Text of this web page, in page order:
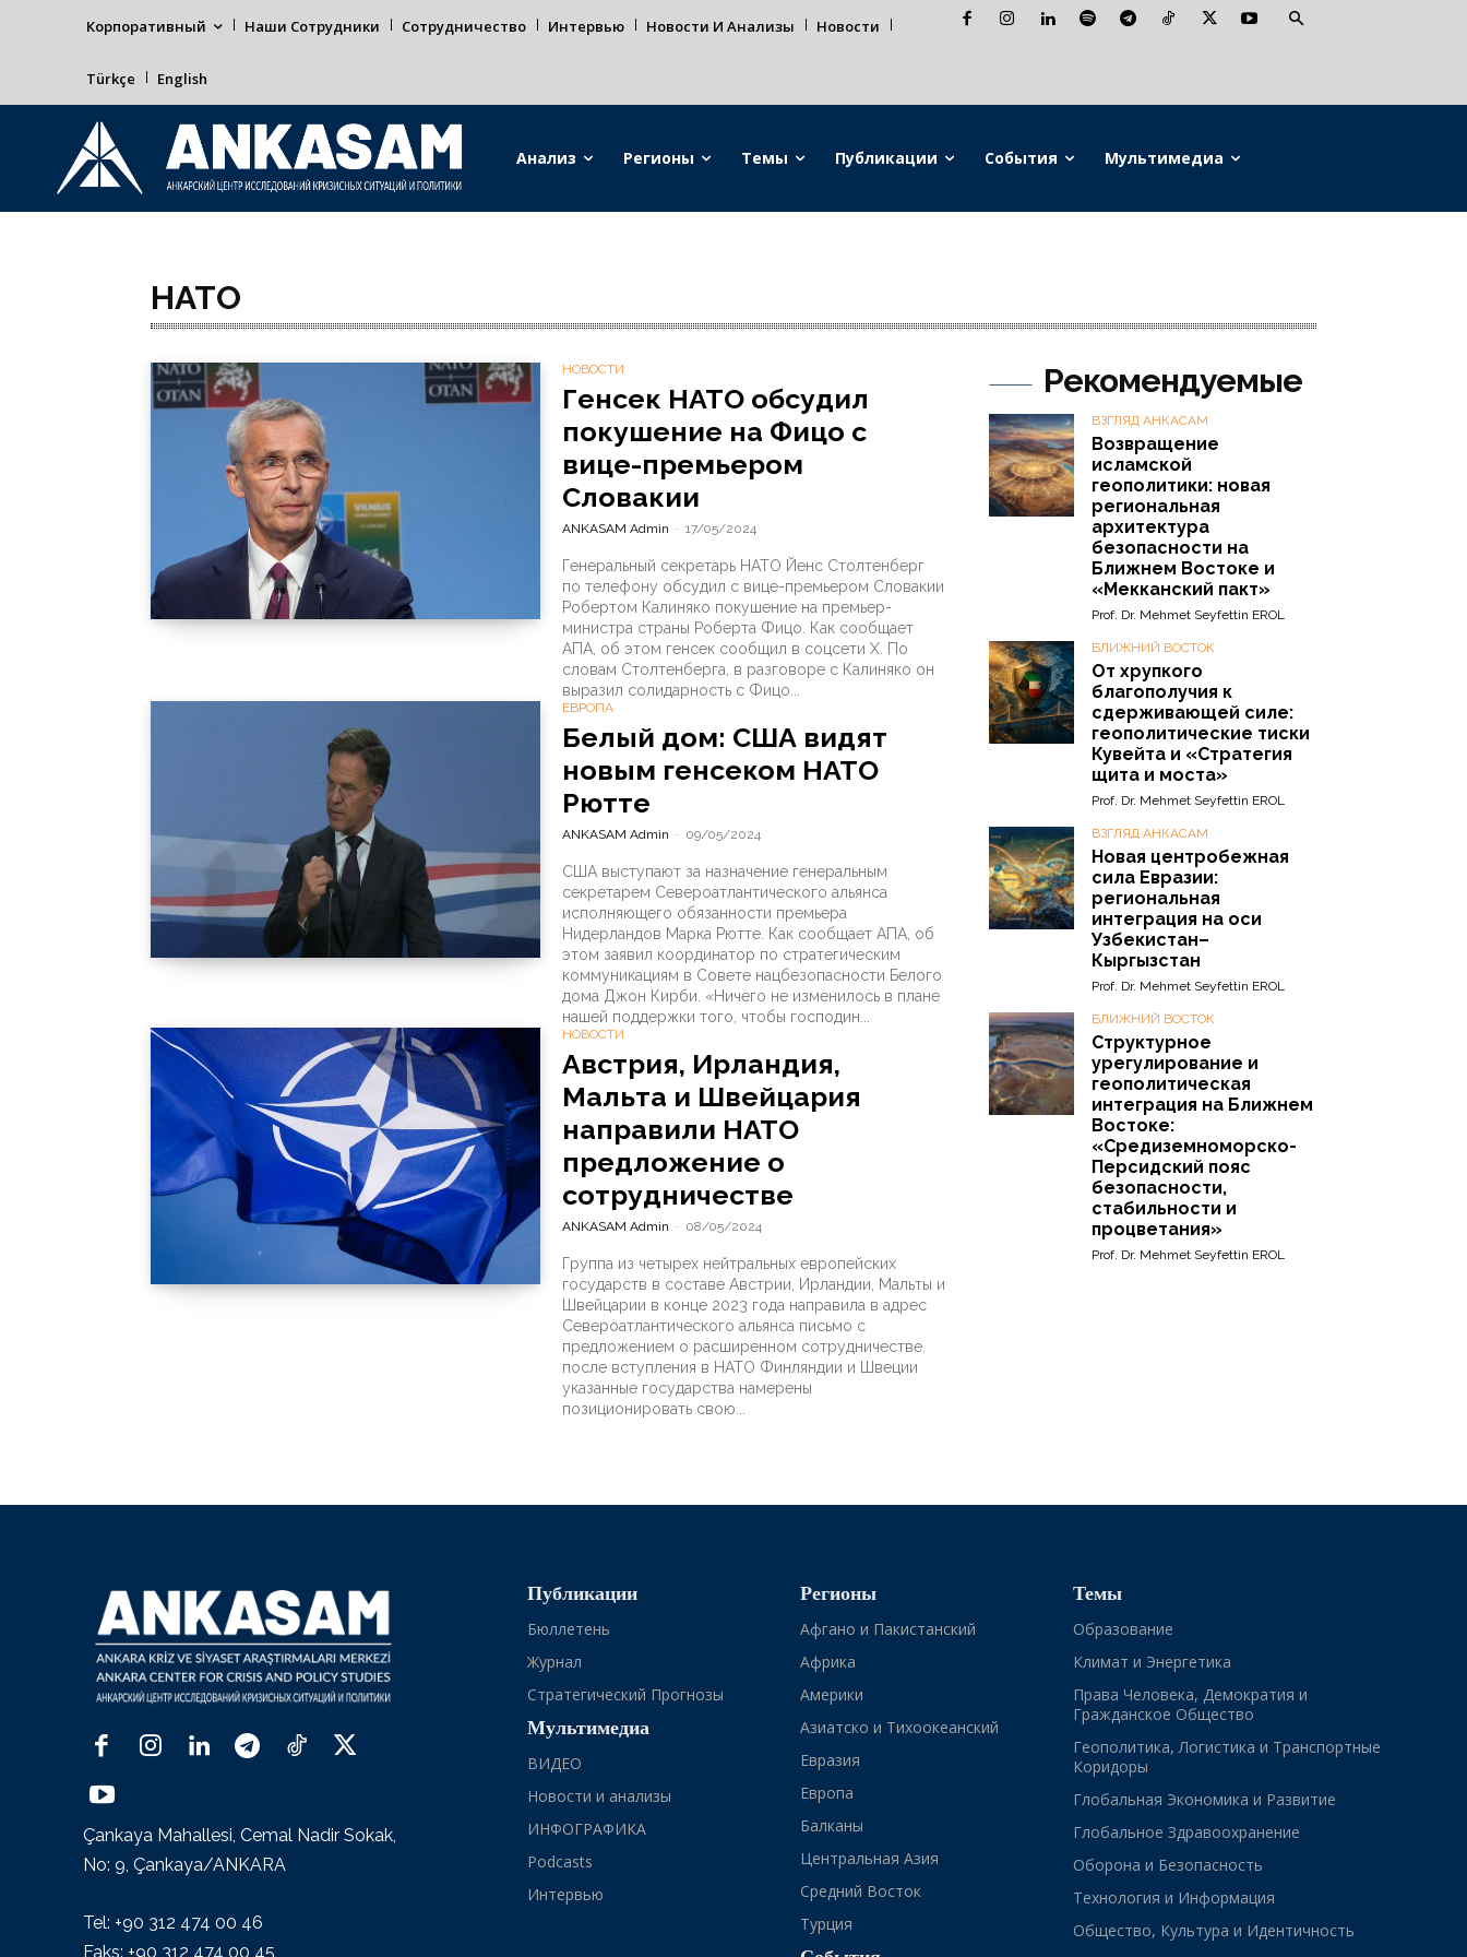
Корпоративный Наши Сотрудники Сотрудничество Интервью Новости И Анализы Новости
Türkçe English
Анализ Регионы Темы Публикации События Мультимедиа
НАТО
НОВОСТИ
Генсек НАТО обсудил
покушение на Фицо с
вице-премьером
Словакии
ANKASAM Admin - 17/05/2024
Генеральный секретарь НАТО Йенс Столтенберг
по телефону обсудил с вице-премьером Словакии
Робертом Калиняко покушение на премьер-
министра страны Роберта Фицо. Как сообщает
АПА, об этом генсек сообщил в соцсети X. По
словам Столтенберга, в разговоре с Калиняко он
выразил солидарность с Фицо...
ЕВРОПА
Белый дом: США видят
новым генсеком НАТО
Рютте
ANKASAM Admin - 09/05/2024
США выступают за назначение генеральным
секретарем Североатлантического альянса
исполняющего обязанности премьера
Нидерландов Марка Рютте. Как сообщает АПА, об
этом заявил координатор по стратегическим
коммуникациям в Совете нацбезопасности Белого
дома Джон Кирби. «Ничего не изменилось в плане
нашей поддержки того, чтобы господин...
НОВОСТИ
Австрия, Ирландия,
Мальта и Швейцария
направили НАТО
предложение о
сотрудничестве
ANKASAM Admin - 08/05/2024
Группа из четырех нейтральных европейских
государств в составе Австрии, Ирландии, Мальты и
Швейцарии в конце 2023 года направила в адрес
Североатлантического альянса письмо с
предложением о расширенном сотрудничестве.
после вступления в НАТО Финляндии и Швеции
указанные государства намерены
позиционировать свою...
Рекомендуемые
ВЗГЛЯД АНКАСАМ
Возвращение
исламской
геополитики: новая
региональная
архитектура
безопасности на
Ближнем Востоке и
«Мекканский пакт»
Prof. Dr. Mehmet Seyfettin EROL
БЛИЖНИЙ ВОСТОК
От хрупкого
благополучия к
сдерживающей силе:
геополитические тиски
Кувейта и «Стратегия
щита и моста»
Prof. Dr. Mehmet Seyfettin EROL
ВЗГЛЯД АНКАСАМ
Новая центробежная
сила Евразии:
региональная
интеграция на оси
Узбекистан–
Кыргызстан
Prof. Dr. Mehmet Seyfettin EROL
БЛИЖНИЙ ВОСТОК
Структурное
урегулирование и
геополитическая
интеграция на Ближнем
Востоке:
«Средиземноморско-
Персидский пояс
безопасности,
стабильности и
процветания»
Prof. Dr. Mehmet Seyfettin EROL
Çankaya Mahallesi, Cemal Nadir Sokak,
No: 9, Çankaya/ANKARA
Tel: +90 312 474 00 46
Faks: +90 312 474 00 45
Публикации
Бюллетень
Журнал
Стратегический Прогнозы
Мультимедиа
ВИДЕО
Новости и анализы
ИНФОГРАФИКА
Podcasts
Интервью
Регионы
Афгано и Пакистанский
Африка
Америки
Азиатско и Тихоокеанский
Евразия
Европа
Балканы
Центральная Азия
Средний Восток
Турция
Темы
Образование
Климат и Энергетика
Права Человека, Демократия и
Гражданское Общество
Геополитика, Логистика и Транспортные
Коридоры
Глобальная Экономика и Развитие
Глобальное Здравоохранение
Оборона и Безопасность
Технология и Информация
Общество, Культура и Идентичность